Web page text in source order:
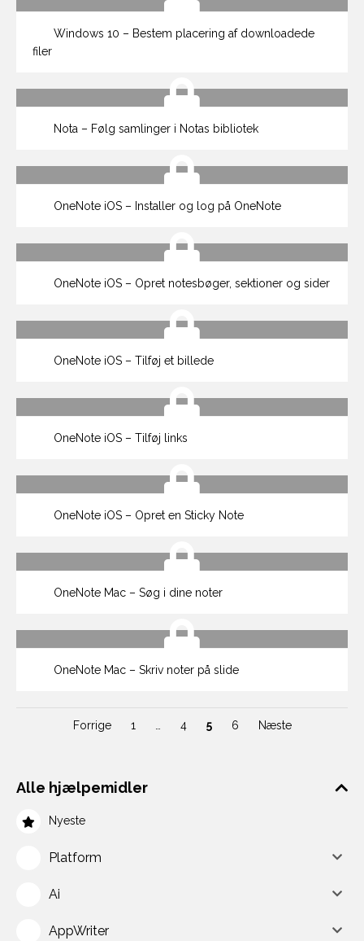
Windows 10 – Bestem placering af downloadede
filer
Nota – Følg samlinger i Notas bibliotek
OneNote iOS – Installer og log på OneNote
OneNote iOS – Opret notesbøger, sektioner og sider
OneNote iOS – Tilføj et billede
OneNote iOS – Tilføj links
OneNote iOS – Opret en Sticky Note
OneNote Mac – Søg i dine noter
OneNote Mac – Skriv noter på slide
Forrige 1 4 5 6 Næste
Alle hjælpemidler
Nyeste
Platform
Ai
AppWriter